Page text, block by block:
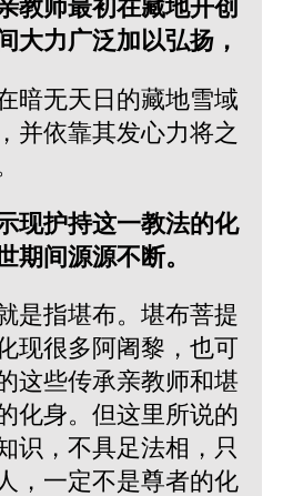
教师最初在藏地开创
大力广泛加以弘扬，
暗无天日的藏地雪域
并依靠其发心力将之
现护持这一教法的化
期间源源不断。
是指堪布。堪布菩提
现很多阿阇黎，也可
这些传承亲教师和堪
化身。但这里所说的
识，不具足法相，只
，一定不是尊者的化